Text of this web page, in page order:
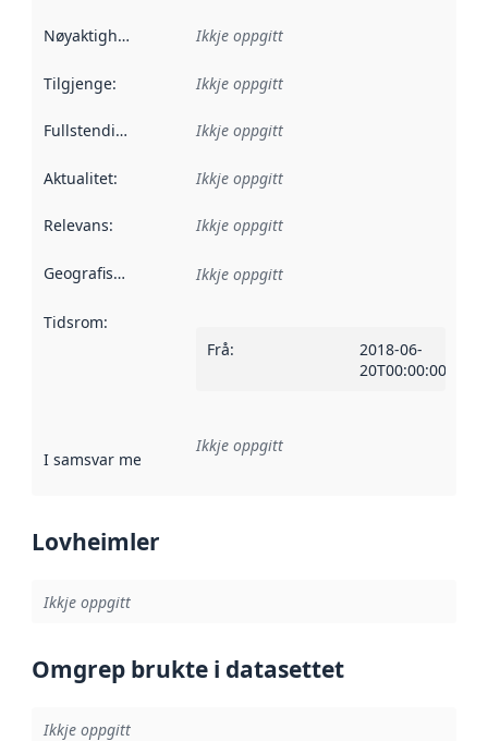
Nøyaktigheit Ikkje oppgitt
Tilgjenge: Ikkje oppgitt
Fullstendigheit Ikkje oppgitt
Aktualitet: Ikkje oppgitt
Relevans: Ikkje oppgitt
Geografisk område Ikkje oppgitt
Tidsrom:
Frå:
2018-06-
20T00:00:00Z
I samsvar med Referanse til ei implementeringsregel eller
Ikkje oppgitt
Lovheimler
Ikkje oppgitt
Omgrep brukte i datasettet
Ikkje oppgitt